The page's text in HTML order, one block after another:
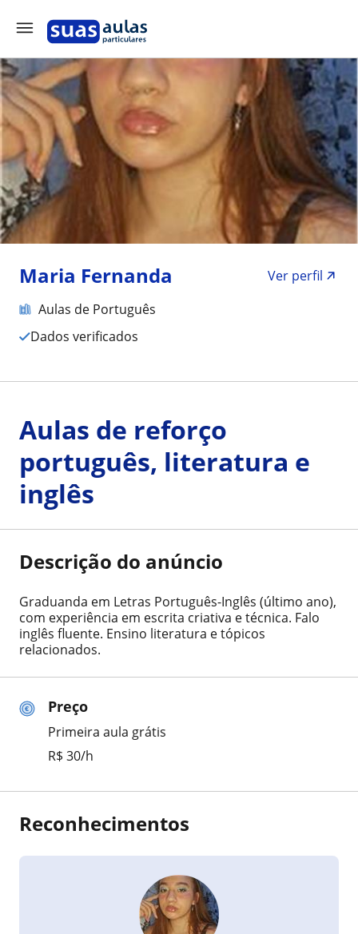
Maria Fernanda
Ver perfil
Aulas de Português
Dados verificados
Preço
Primeira aula grátis
R$ 30/h
Aulas de reforço
português, literatura e
inglês
Descrição do anúncio
Graduanda em Letras Português-Inglês (último ano),
com experiência em escrita criativa e técnica. Falo
inglês fluente. Ensino literatura e tópicos
relacionados.
Reconhecimentos